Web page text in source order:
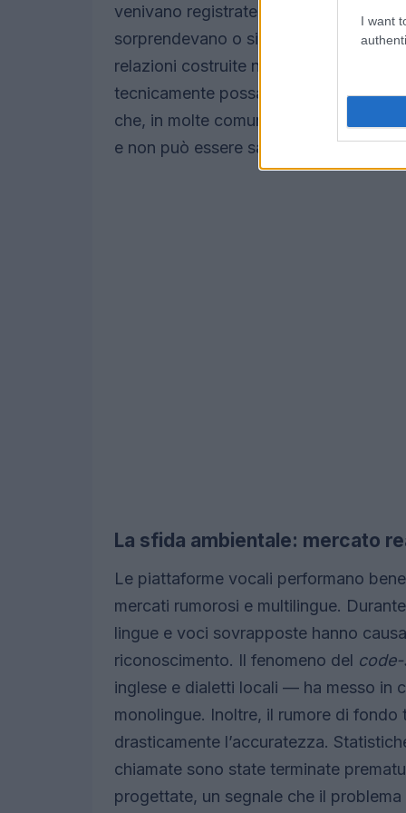
I want
venivano registrate con messaggi
sorprendevano o si sentivano spiati,
relazioni costruite nel tempo. Questo
tecnicamente possa comunque
che, in molte comunità, la dinamica
e non può essere sacrificata in nome
La sfida ambientale: mercato
Le piattaforme vocali performano
mercati rumorosi e multilingue.
lingue e voci sovrapposte hanno
riconoscimento. Il fenomeno del
inglese e dialetti locali — ha messo in
monolingue. Inoltre, il rumore di
drasticamente l’accuratezza.
chiamate sono state terminate
progettate, un segnale che il problema